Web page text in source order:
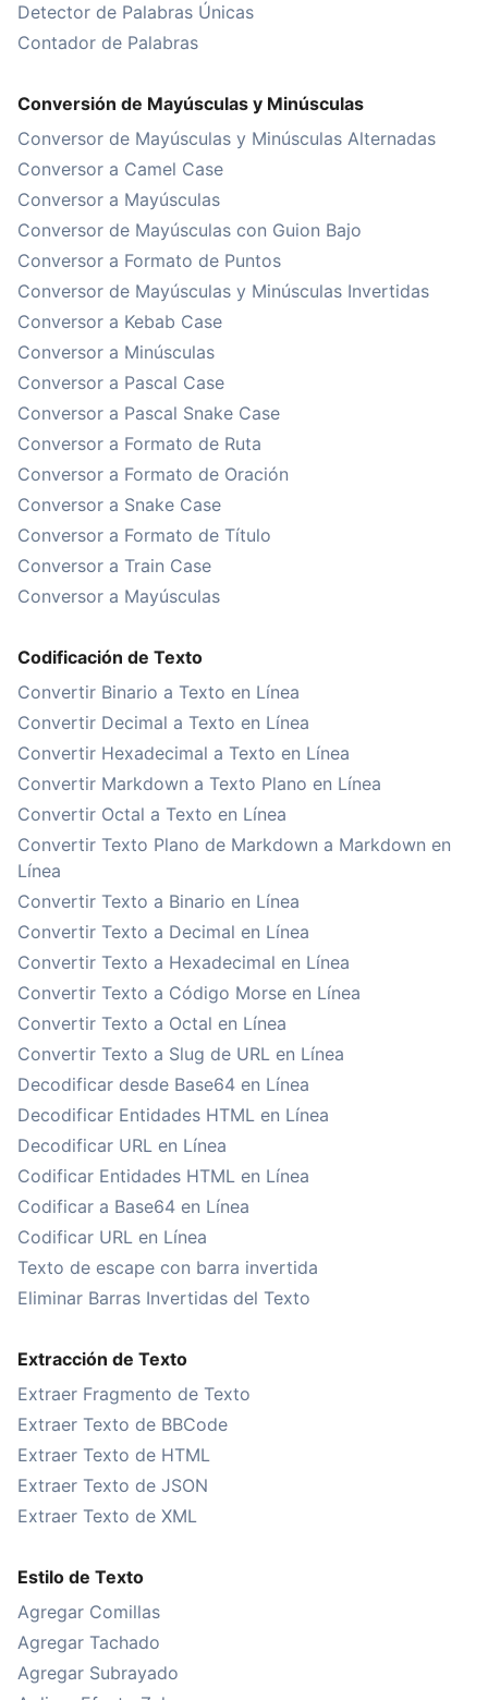
Detector de Palabras Únicas
Contador de Palabras
Conversión de Mayúsculas y Minúsculas
Conversor de Mayúsculas y Minúsculas Alternadas
Conversor a Camel Case
Conversor a Mayúsculas
Conversor de Mayúsculas con Guion Bajo
Conversor a Formato de Puntos
Conversor de Mayúsculas y Minúsculas Invertidas
Conversor a Kebab Case
Conversor a Minúsculas
Conversor a Pascal Case
Conversor a Pascal Snake Case
Conversor a Formato de Ruta
Conversor a Formato de Oración
Conversor a Snake Case
Conversor a Formato de Título
Conversor a Train Case
Conversor a Mayúsculas
Codificación de Texto
Convertir Binario a Texto en Línea
Convertir Decimal a Texto en Línea
Convertir Hexadecimal a Texto en Línea
Convertir Markdown a Texto Plano en Línea
Convertir Octal a Texto en Línea
Convertir Texto Plano de Markdown a Markdown en
Línea
Convertir Texto a Binario en Línea
Convertir Texto a Decimal en Línea
Convertir Texto a Hexadecimal en Línea
Convertir Texto a Código Morse en Línea
Convertir Texto a Octal en Línea
Convertir Texto a Slug de URL en Línea
Decodificar desde Base64 en Línea
Decodificar Entidades HTML en Línea
Decodificar URL en Línea
Codificar Entidades HTML en Línea
Codificar a Base64 en Línea
Codificar URL en Línea
Texto de escape con barra invertida
Eliminar Barras Invertidas del Texto
Extracción de Texto
Extraer Fragmento de Texto
Extraer Texto de BBCode
Extraer Texto de HTML
Extraer Texto de JSON
Extraer Texto de XML
Estilo de Texto
Agregar Comillas
Agregar Tachado
Agregar Subrayado